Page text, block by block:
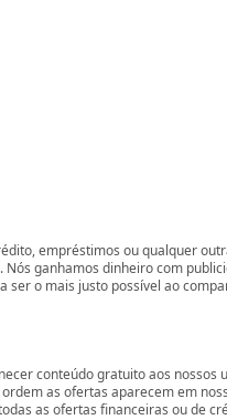
empréstimos ou qualquer
ganhamos dinheiro com
ser o mais justo possível ao
conteúdo gratuito aos
as ofertas aparecem em
as ofertas financeiras ou de